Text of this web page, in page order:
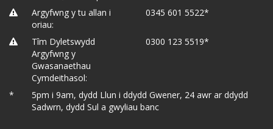
Argyfwng y tu allan i
oriau:
0345 601 5522*
Tîm Dyletswydd
Argyfwng y
Gwasanaethau
Cymdeithasol:
0300 123 5519*
*
5pm i 9am, dydd Llun i ddydd Gwener, 24 awr ar ddydd
Sadwrn, dydd Sul a gwyliau banc